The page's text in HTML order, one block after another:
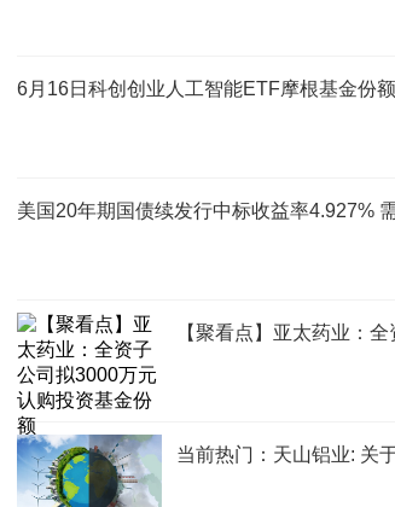
6月16日科创创业人工智能ETF摩根基金份
美国20年期国债续发行中标收益率4.927%
【聚看点】亚太药业：
当前热门：天山铝业: 关